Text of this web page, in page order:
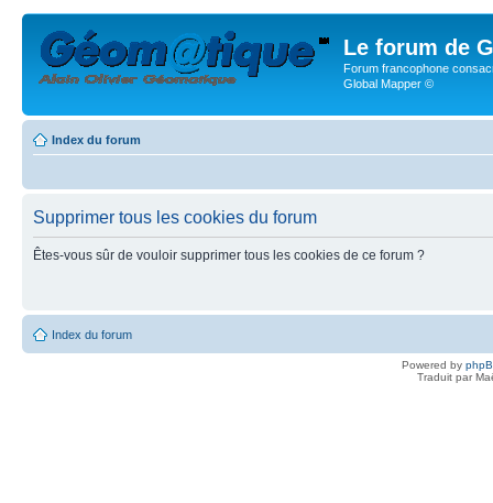
Le forum de
Forum francophone
Global Mapper ©
Index du forum
Supprimer tous les cookies du forum
Êtes-vous sûr de vouloir supprimer tous les cookies de ce forum ?
Index du forum
Powered by
Traduit par